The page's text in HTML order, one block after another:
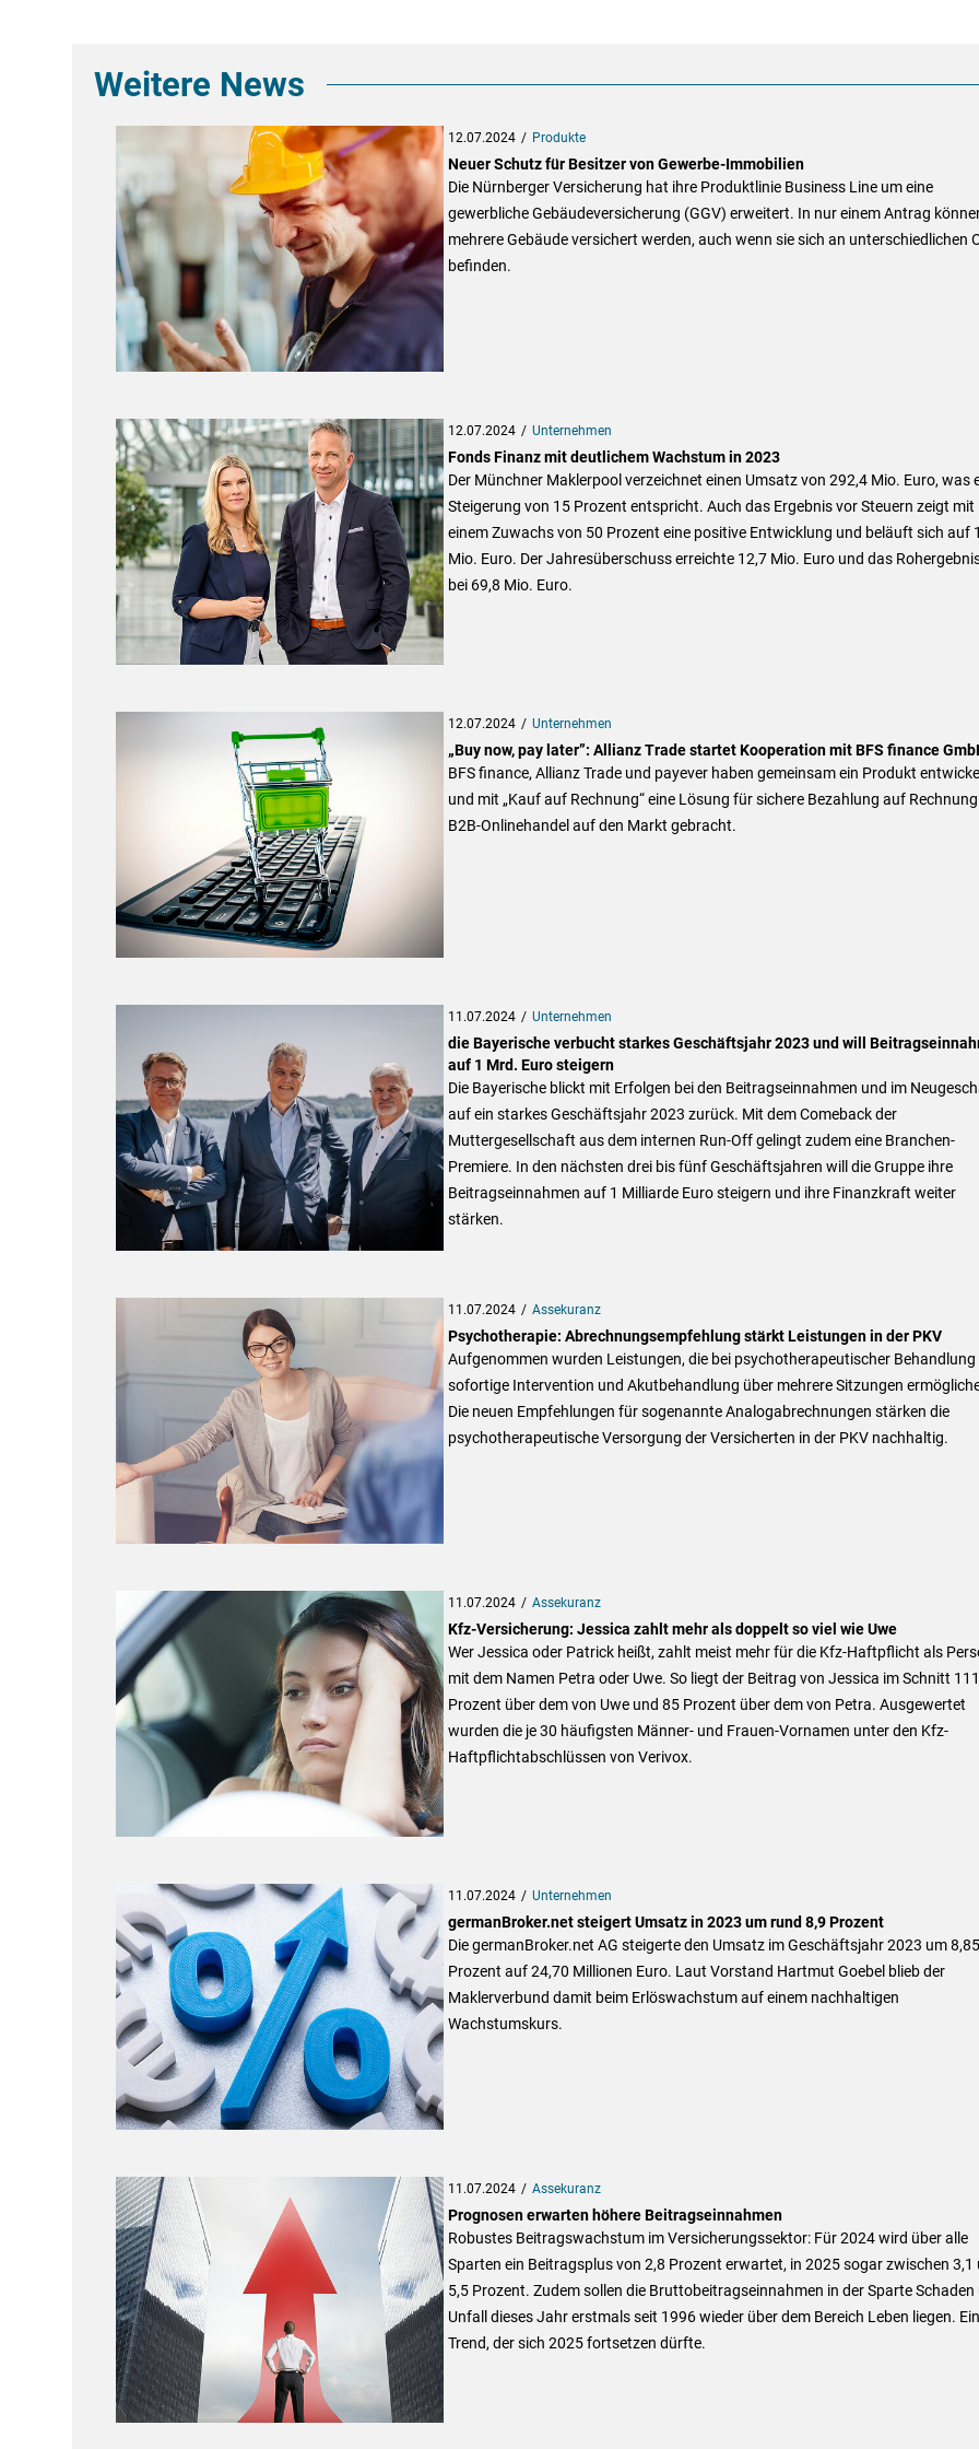
Weitere News
12.07.2024 Produkte
Neuer Schutz für Besitzer von Gewerbe-Immobilien
Die Nürnberger Versicherung hat ihre Produktlinie Business Line um eine
gewerbliche Gebäudeversicherung (GGV) erweitert. In nur einem Antrag
mehrere Gebäude versichert werden, auch wenn sie sich an unterschiedlichen
befinden.
12.07.2024 Unternehmen
Fonds Finanz mit deutlichem Wachstum in 2023
Der Münchner Maklerpool verzeichnet einen Umsatz von 292,4 Mio. Euro, was
Steigerung von 15 Prozent entspricht. Auch das Ergebnis vor Steuern zeigt mit
einem Zuwachs von 50 Prozent eine positive Entwicklung und beläuft sich auf
Mio. Euro. Der Jahresüberschuss erreichte 12,7 Mio. Euro und das
bei 69,8 Mio. Euro.
12.07.2024 Unternehmen
„Buy now, pay later”: Allianz Trade startet Kooperation mit BFS finance
BFS finance, Allianz Trade und payever haben gemeinsam ein Produkt
und mit „Kauf auf Rechnung“ eine Lösung für sichere Bezahlung auf
B2B-Onlinehandel auf den Markt gebracht.
11.07.2024 Unternehmen
die Bayerische verbucht starkes Geschäftsjahr 2023 und will
auf 1 Mrd. Euro steigern
Die Bayerische blickt mit Erfolgen bei den Beitragseinnahmen und im
auf ein starkes Geschäftsjahr 2023 zurück. Mit dem Comeback der
Muttergesellschaft aus dem internen Run-Off gelingt zudem eine Branchen-
Premiere. In den nächsten drei bis fünf Geschäftsjahren will die Gruppe ihre
Beitragseinnahmen auf 1 Milliarde Euro steigern und ihre Finanzkraft weiter
stärken.
11.07.2024 Assekuranz
Psychotherapie: Abrechnungsempfehlung stärkt Leistungen in der PKV
Aufgenommen wurden Leistungen, die bei psychotherapeutischer Behandlung
sofortige Intervention und Akutbehandlung über mehrere Sitzungen
Die neuen Empfehlungen für sogenannte Analogabrechnungen stärken die
psychotherapeutische Versorgung der Versicherten in der PKV nachhaltig.
11.07.2024 Assekuranz
Kfz-Versicherung: Jessica zahlt mehr als doppelt so viel wie Uwe
Wer Jessica oder Patrick heißt, zahlt meist mehr für die Kfz-Haftpflicht als
mit dem Namen Petra oder Uwe. So liegt der Beitrag von Jessica im Schnitt 111
Prozent über dem von Uwe und 85 Prozent über dem von Petra. Ausgewertet
wurden die je 30 häufigsten Männer- und Frauen-Vornamen unter den Kfz-
Haftpflichtabschlüssen von Verivox.
11.07.2024 Unternehmen
germanBroker.net steigert Umsatz in 2023 um rund 8,9 Prozent
Die germanBroker.net AG steigerte den Umsatz im Geschäftsjahr 2023 um 8,85
Prozent auf 24,70 Millionen Euro. Laut Vorstand Hartmut Goebel blieb der
Maklerverbund damit beim Erlöswachstum auf einem nachhaltigen
Wachstumskurs.
11.07.2024 Assekuranz
Prognosen erwarten höhere Beitragseinnahmen
Robustes Beitragswachstum im Versicherungssektor: Für 2024 wird über alle
Sparten ein Beitragsplus von 2,8 Prozent erwartet, in 2025 sogar zwischen 3,1
5,5 Prozent. Zudem sollen die Bruttobeitragseinnahmen in der Sparte Schaden
Unfall dieses Jahr erstmals seit 1996 wieder über dem Bereich Leben liegen. Ein
Trend, der sich 2025 fortsetzen dürfte.